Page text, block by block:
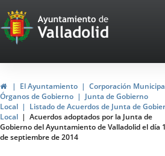
Portal
Web
del
Ayuntamiento
de
Valladolid
HomeEl Ayuntamiento
Corporación
Órganos de Gobierno
Junta de Gobierno
Local
Listado de Acuerdos de Junta de
Local
Acuerdos adoptados por la Junta de
Gobierno del Ayuntamiento de Valladolid el día
de septiembre de 2014